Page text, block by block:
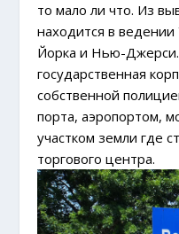
то мало ли что. Из
находится в
Йорка и Нью-Джерси.
государственная
собственной
порта, аэропортом,
участком земли где
торгового центра.